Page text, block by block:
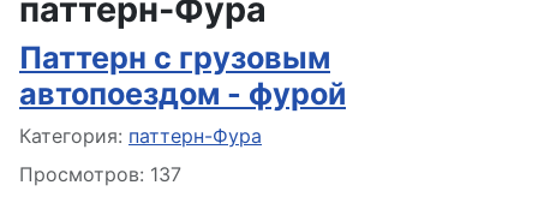
паттерн-Фура
Паттерн с грузовым
автопоездом - фурой
Информация о материале
Категория: паттерн-Фура
Просмотров: 137